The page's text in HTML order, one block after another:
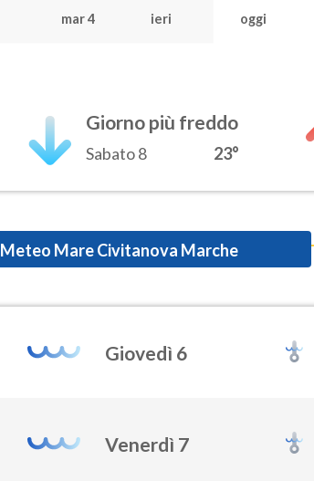
mar 4 ieri oggi
Giorno più freddo
Sabato 8 23°
Meteo Mare Civitanova Marche
Giovedì 6
Venerdì 7